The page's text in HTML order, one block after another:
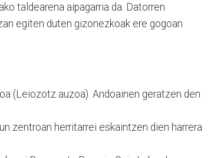
taldearena aipagarria da. Datorren
egiten duten gizonezkoak ere gogoan
(Leiozotz auzoa). Andoainen geratzen den
zentroan herritarrei eskaintzen dien harrera